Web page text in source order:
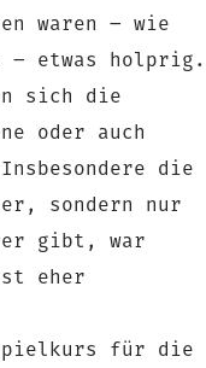
waren – wie
– etwas holprig.
sich die
oder auch
die
sondern nur
gibt, war
eher
für die